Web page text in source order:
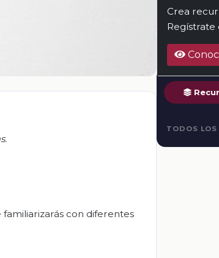
familiarizarás con diferentes
Crea
Regístrate
TODOS LOS